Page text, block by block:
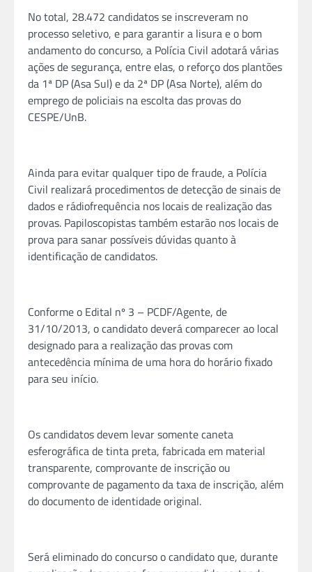
No total, 28.472 candidatos se inscreveram no
processo seletivo, e para garantir a lisura e o bom
andamento do concurso, a Polícia Civil adotará várias
ações de segurança, entre elas, o reforço dos plantões
da 1ª DP (Asa Sul) e da 2ª DP (Asa Norte), além do
emprego de policiais na escolta das provas do
CESPE/UnB.
Ainda para evitar qualquer tipo de fraude, a Polícia
Civil realizará procedimentos de detecção de sinais de
dados e rádiofrequência nos locais de realização das
provas. Papiloscopistas também estarão nos locais de
prova para sanar possíveis dúvidas quanto à
identificação de candidatos.
Conforme o Edital nº 3 – PCDF/Agente, de
31/10/2013, o candidato deverá comparecer ao local
designado para a realização das provas com
antecedência mínima de uma hora do horário fixado
para seu início.
Os candidatos devem levar somente caneta
esferográfica de tinta preta, fabricada em material
transparente, comprovante de inscrição ou
comprovante de pagamento da taxa de inscrição, além
do documento de identidade original.
Será eliminado do concurso o candidato que, durante